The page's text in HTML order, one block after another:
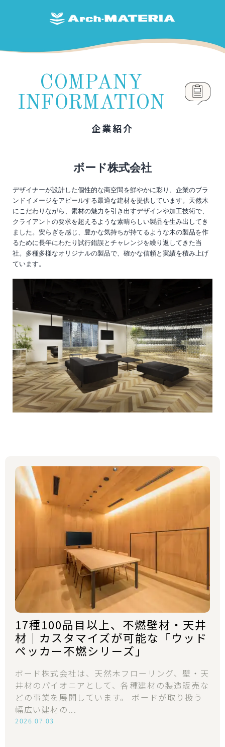
COMPANY
INFORMATION
企業紹介
ボード株式会社
デザイナーが設計した個性的な商空間を鮮やかに彩り、企業のブラ
ンドイメージをアピールする最適な建材を提供しています。天然木
にこだわりながら、素材の魅力を引き出すデザインや加工技術で、
クライアントの要求を超えるような素晴らしい製品を生み出してき
ました。安らぎを感じ、豊かな気持ちが持てるような木の製品を作
るために長年にわたり試行錯誤とチャレンジを繰り返してきた当
社。多種多様なオリジナルの製品で、確かな信頼と実績を積み上げ
ています。